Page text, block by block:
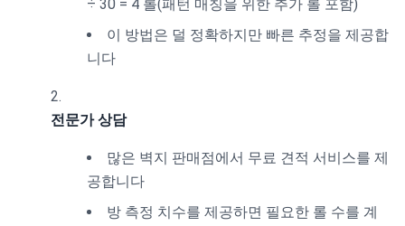
÷ 30 = 4 롤(패턴 매칭을 위한 추가 롤 포함)
이 방법은 덜 정확하지만 빠른 추정을 제공합
니다
전문가 상담
많은 벽지 판매점에서 무료 견적 서비스를 제
공합니다
방 측정 치수를 제공하면 필요한 롤 수를 계